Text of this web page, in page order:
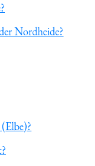
Nordheide?